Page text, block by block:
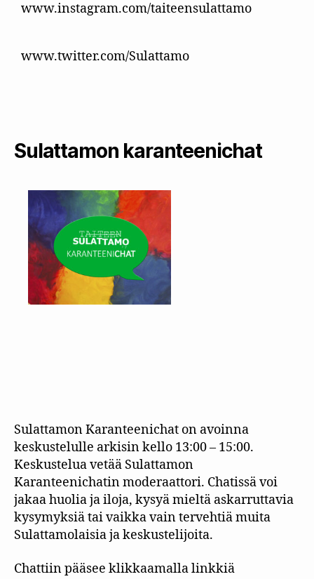
www.instagram.com/taiteensulattamo
www.twitter.com/Sulattamo
Sulattamon karanteenichat
Sulattamon Karanteenichat on avoinna
keskustelulle arkisin kello 13:00 – 15:00.
Keskustelua vetää Sulattamon
Karanteenichatin moderaattori. Chatissä voi
jakaa huolia ja iloja, kysyä mieltä askarruttavia
kysymyksiä tai vaikka vain tervehtiä muita
Sulattamolaisia ja keskustelijoita.
Chattiin pääsee klikkaamalla linkkiä